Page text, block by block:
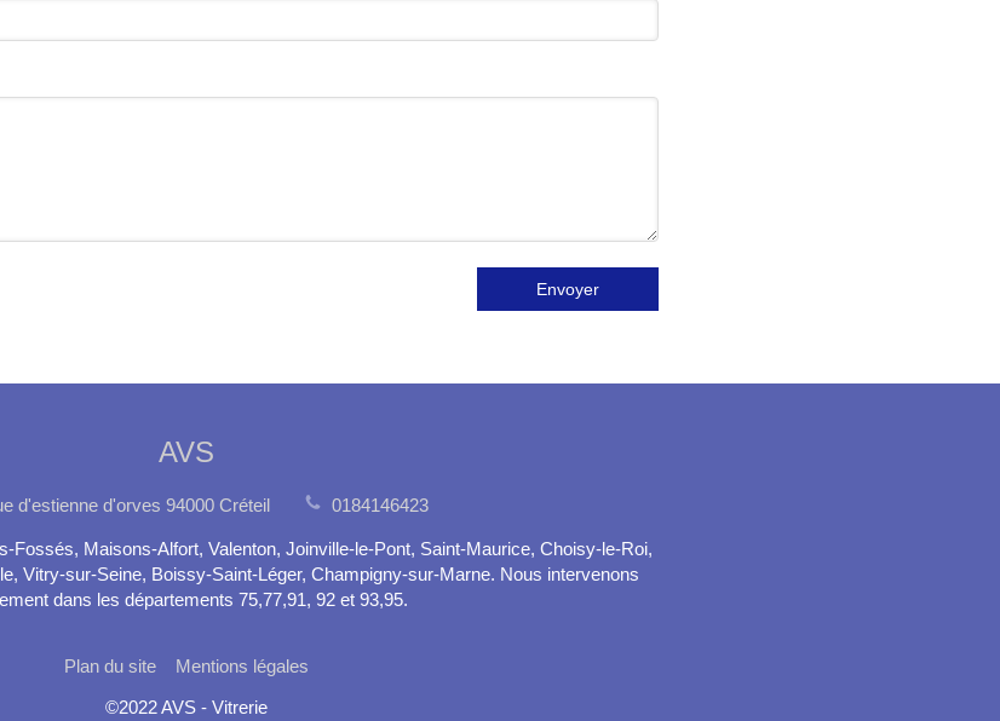
Envoyer
AVS
d'estienne d'orves 94000 Créteil 0184146423
Fossés, Maisons-Alfort, Valenton, Joinville-le-Pont, Saint-Maurice, Choisy-le-Roi,
Vitry-sur-Seine, Boissy-Saint-Léger, Champigny-sur-Marne. Nous intervenons
dans les départements 75,77,91, 92 et 93,95.
Plan du site
Mentions légales
©2022 AVS - Vitrerie